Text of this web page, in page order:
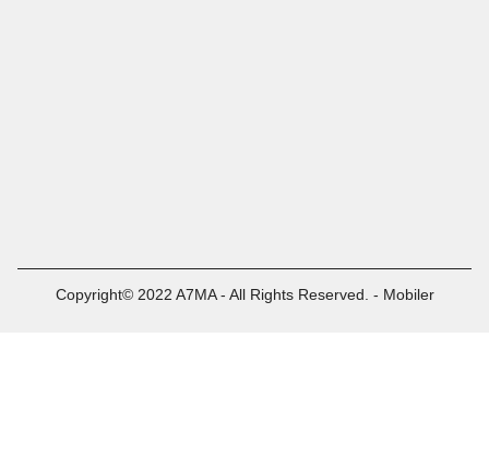
Copyright© 2022 A7MA - All Rights Reserved. - Mobiler